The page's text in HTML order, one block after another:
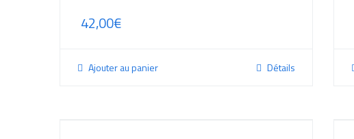
42,00€
Ajouter au panier Détails